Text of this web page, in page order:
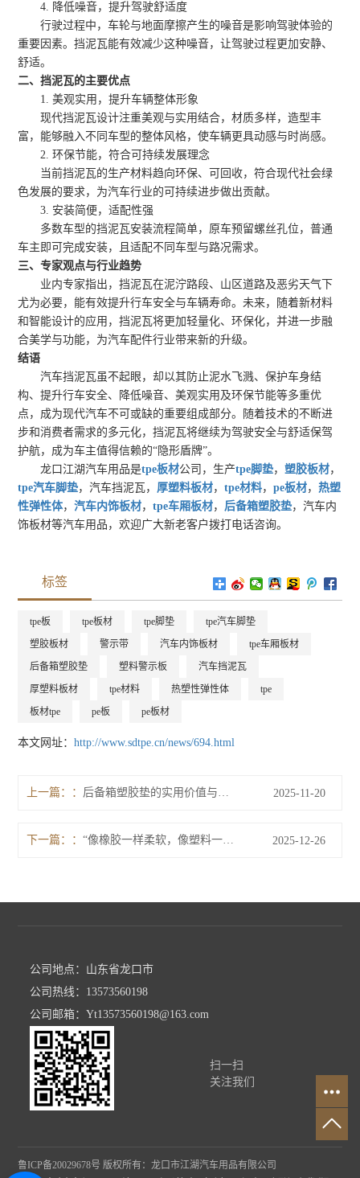
4. 降低噪音，提升驾驶舒适度
行驶过程中，车轮与地面摩擦产生的噪音是影响驾驶体验的
重要因素。挡泥瓦能有效减少这种噪音，让驾驶过程更加安静、
舒适。
二、挡泥瓦的主要优点
1. 美观实用，提升车辆整体形象
现代挡泥瓦设计注重美观与实用结合，材质多样，造型丰
富，能够融入不同车型的整体风格，使车辆更具动感与时尚感。
2. 环保节能，符合可持续发展理念
当前挡泥瓦的生产材料趋向环保、可回收，符合现代社会绿
色发展的要求，为汽车行业的可持续进步做出贡献。
3. 安装简便，适配性强
多数车型的挡泥瓦安装流程简单，原车预留螺丝孔位，普通
车主即可完成安装，且适配不同车型与路况需求。
三、专家观点与行业趋势
业内专家指出，挡泥瓦在泥泞路段、山区道路及恶劣天气下
尤为必要，能有效提升行车安全与车辆寿命。未来，随着新材料
和智能设计的应用，挡泥瓦将更加轻量化、环保化，并进一步融
合美学与功能，为汽车配件行业带来新的升级。
结语
汽车挡泥瓦虽不起眼，却以其防止泥水飞溅、保护车身结
构、提升行车安全、降低噪音、美观实用及环保节能等多重优
点，成为现代汽车不可或缺的重要组成部分。随着技术的不断进
步和消费者需求的多元化，挡泥瓦将继续为驾驶安全与舒适保驾
护航，成为车主值得信赖的“隐形盾牌”。
龙口江湖汽车用品是tpe板材公司，生产tpe脚垫，塑胶板材，
tpe汽车脚垫，汽车挡泥瓦， 厚塑料板材，tpe材料，pe板材，热塑
性弹性体，汽车内饰板材，tpe车厢板材， 后备箱塑胶垫，汽车内
饰板材等汽车用品，欢迎广大新老客户拨打电话咨询。
标签
tpe板 tpe板材 tpe脚垫
tpe汽车脚垫
塑胶板材
警示带 汽车内饰板材
tpe车厢板材
后备箱塑胶垫
塑料警示板
汽车挡泥瓦
厚塑料板材
tpe材料 热塑性弹性体
tpe
板材tpe
pe板 pe板材
本文网址：http://www.sdtpe.cn/news/694.html
上一篇： 后备箱塑胶垫的实用价值与多重作用：提升用车体验的“隐形守护者” 2025-11-20
下一篇： “像橡胶一样柔软，像塑料一样好加工”——TPE材料凭何走进无数产品？ 2025-12-26
公司地点：山东省龙口市
公司热线：13573560198
公司邮箱：Yt13573560198@163.com
扫一扫
关注我们
鲁ICP备20029678号 版权所有：龙口市江湖汽车用品有限公司